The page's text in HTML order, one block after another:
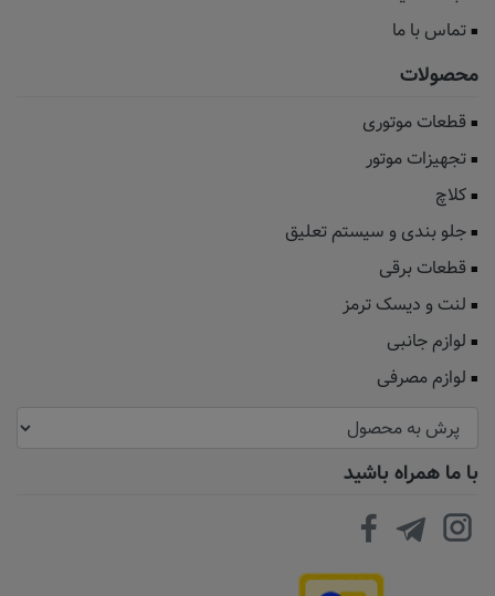
تماس با ما
محصولات
قطعات موتوری
تجهیزات موتور
کلاچ
جلو بندی و سیستم تعلیق
قطعات برقی
لنت و دیسک ترمز
لوازم جانبی
لوازم مصرفی
با ما همراه باشید